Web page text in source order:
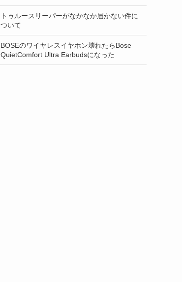
トゥルースリーパーがなかなか届かない件に
ついて
BOSEのワイヤレスイヤホン壊れたらBose
QuietComfort Ultra Earbudsになった